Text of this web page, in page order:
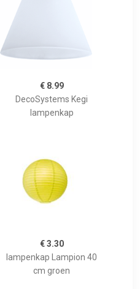
€ 8.99
DecoSystems Kegi
lampenkap
€ 3.30
lampenkap Lampion 40
cm groen